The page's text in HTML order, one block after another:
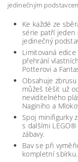
jedinečným
Ke každé ze
série patří jeden
jedinečný
Limitovaná
přehrání
Potterovi a
Obsahuje
můžeš těšit už
neviditelného
Naginiho a
Spoj minifigurky
s dalšími
zábavy.
Bav se při
kompletní sbírku.